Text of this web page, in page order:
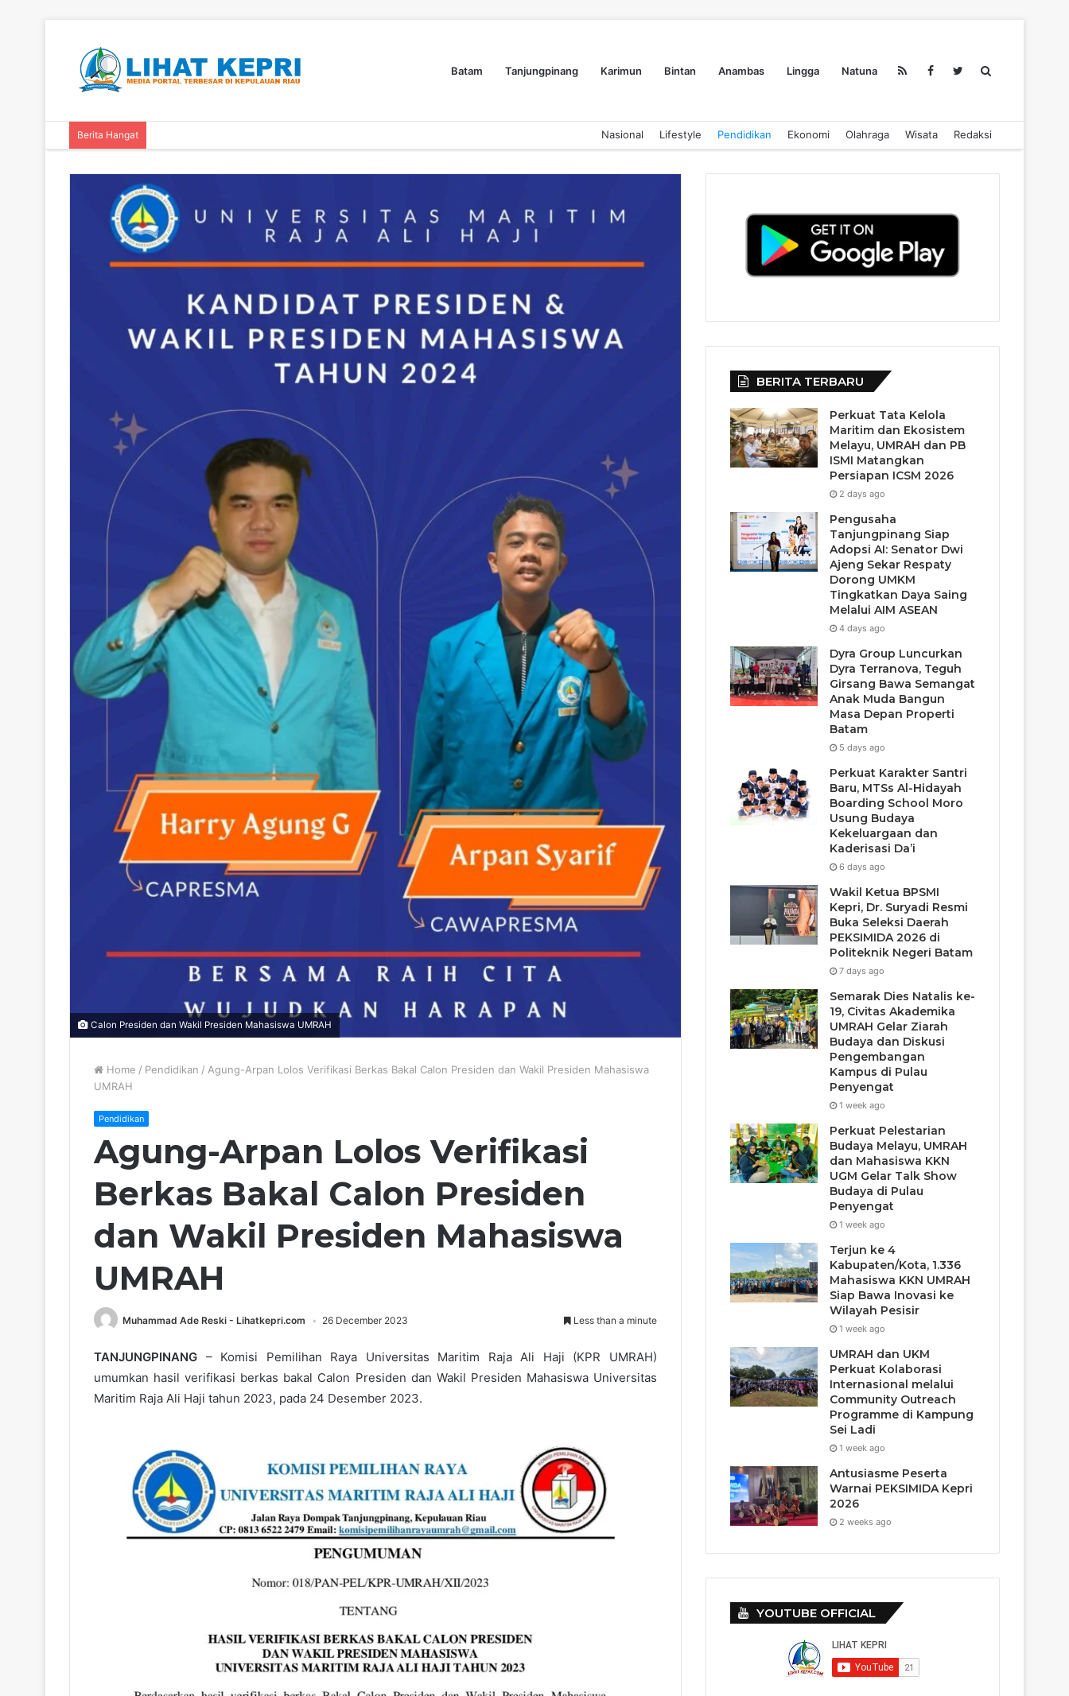
Batam Tanjungpinang Karimun Bintan Anambas Lingga Natuna
Berita Hangat Nasional Lifestyle Pendidikan Ekonomi Olahraga Wisata Redaksi
Calon Presiden dan Wakil Presiden Mahasiswa UMRAH
Home / Pendidikan / Agung-Arpan Lolos Verifikasi Berkas Bakal Calon Presiden dan Wakil Presiden Mahasiswa
UMRAH
Pendidikan
Agung-Arpan Lolos Verifikasi
Berkas Bakal Calon Presiden
dan Wakil Presiden Mahasiswa
UMRAH
Muhammad Ade Reski - Lihatkepri.com 26 December 2023 Less than a minute
TANJUNGPINANG – Komisi Pemilihan Raya Universitas Maritim Raja Ali Haji (KPR UMRAH)
umumkan hasil verifikasi berkas bakal Calon Presiden dan Wakil Presiden Mahasiswa Universitas
Maritim Raja Ali Haji tahun 2023, pada 24 Desember 2023.
BERITA TERBARU
Perkuat Tata Kelola
Maritim dan Ekosistem
Melayu, UMRAH dan PB
ISMI Matangkan
Persiapan ICSM 2026
2 days ago
Pengusaha
Tanjungpinang Siap
Adopsi AI: Senator Dwi
Ajeng Sekar Respaty
Dorong UMKM
Tingkatkan Daya Saing
Melalui AIM ASEAN
4 days ago
Dyra Group Luncurkan
Dyra Terranova, Teguh
Girsang Bawa Semangat
Anak Muda Bangun
Masa Depan Properti
Batam
5 days ago
Perkuat Karakter Santri
Baru, MTSs Al-Hidayah
Boarding School Moro
Usung Budaya
Kekeluargaan dan
Kaderisasi Da’i
6 days ago
Wakil Ketua BPSMI
Kepri, Dr. Suryadi Resmi
Buka Seleksi Daerah
PEKSIMIDA 2026 di
Politeknik Negeri Batam
7 days ago
Semarak Dies Natalis ke-
19, Civitas Akademika
UMRAH Gelar Ziarah
Budaya dan Diskusi
Pengembangan
Kampus di Pulau
Penyengat
1 week ago
Perkuat Pelestarian
Budaya Melayu, UMRAH
dan Mahasiswa KKN
UGM Gelar Talk Show
Budaya di Pulau
Penyengat
1 week ago
Terjun ke 4
Kabupaten/Kota, 1.336
Mahasiswa KKN UMRAH
Siap Bawa Inovasi ke
Wilayah Pesisir
1 week ago
UMRAH dan UKM
Perkuat Kolaborasi
Internasional melalui
Community Outreach
Programme di Kampung
Sei Ladi
1 week ago
Antusiasme Peserta
Warnai PEKSIMIDA Kepri
2026
2 weeks ago
YOUTUBE OFFICIAL